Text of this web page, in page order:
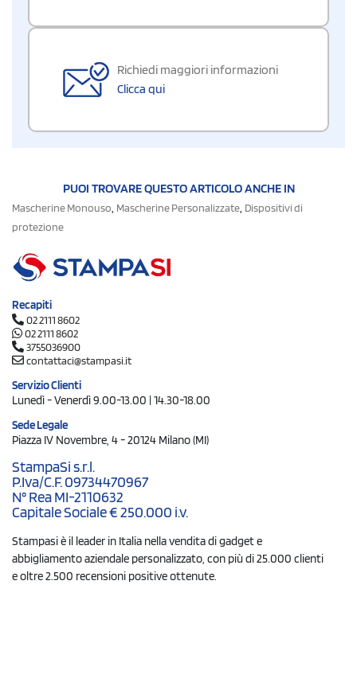
Richiedi maggiori informazioni
Clicca qui
PUOI TROVARE QUESTO ARTICOLO ANCHE IN
Mascherine Monouso Mascherine Personalizzate Dispositivi di
protezione
Recapiti
02 2111 8602
02 2111 8602
3755036900
contattaci@stampasi.it
Servizio Clienti
Lunedì - Venerdì 9.00-13.00 | 14.30-18.00
Sede Legale
Piazza IV Novembre, 4 - 20124 Milano (MI)
StampaSi s.r.l.
P.Iva/C.F. 09734470967
N° Rea MI-2110632
Capitale Sociale € 250.000 i.v.
Stampasi è il leader in Italia nella vendita di gadget e
abbigliamento aziendale personalizzato, con più di 25.000 clienti
e oltre 2.500 recensioni positive ottenute.